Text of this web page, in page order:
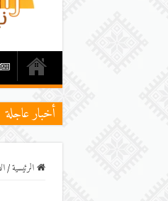
أخبار عاجلة
الرئيسية/